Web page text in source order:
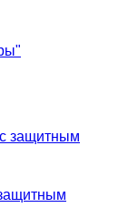
защитным